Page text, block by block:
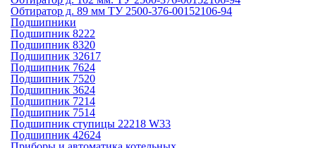
Обтиратор д. 89 мм ТУ 2500-376-00152106-94
Подшипники
Подшипник 8222
Подшипник 8320
Подшипник 32617
Подшипник 7624
Подшипник 7520
Подшипник 3624
Подшипник 7214
Подшипник 7514
Подшипник ступицы 22218 W33
Подшипник 42624